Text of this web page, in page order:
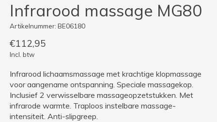
Infrarood massage MG80
Artikelnummer: BE06180
€112,95
Incl. btw
Infrarood lichaamsmassage met krachtige klopmassage
voor aangename ontspanning. Speciale massagekop.
Inclusief 2 verwisselbare massageopzetstukken. Met
infrarode warmte. Traploos instelbare massage-
intensiteit. Anti-slipgreep.